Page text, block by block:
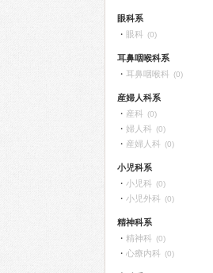
眼科系
眼科 (0)
耳鼻咽喉科系
耳鼻咽喉科 (0)
産婦人科系
産科 (0)
婦人科 (0)
産婦人科 (0)
小児科系
小児科 (0)
小児外科 (0)
精神科系
精神科 (0)
心療内科 (0)